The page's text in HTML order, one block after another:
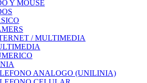
Y MOUSE
/ MULTIMEDIA
ANALOGO (UNILINIA)